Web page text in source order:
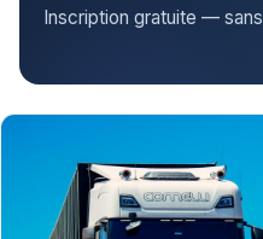
Inscription gratuite —